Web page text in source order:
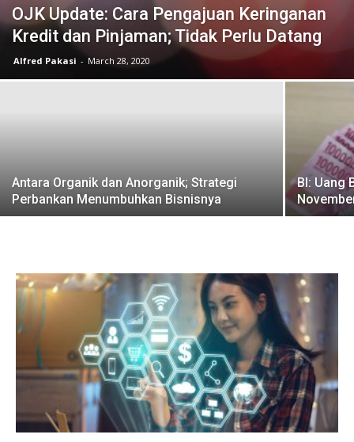
OJK Update: Cara Pengajuan Keringanan
Kredit dan Pinjaman; Tidak Perlu Datang
Alfred Pakasi - March 28, 2020
Antara Organik dan Anorganik; Strategi
Perbankan Menumbuhkan Bisnisnya
BI: Uang